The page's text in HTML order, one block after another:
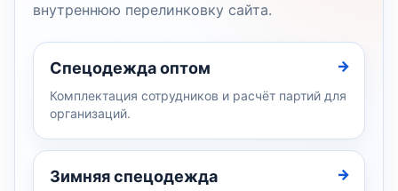
внутреннюю перелинковку сайта.
Спецодежда оптом
Комплектация сотрудников и расчёт партий для
организаций.
Зимняя спецодежда